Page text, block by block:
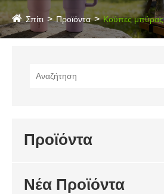
Σπίτι Προϊόντα Κούπες μπύρας
Προϊόντα
Νέα Προϊόντα